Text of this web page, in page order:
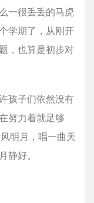
一很丢丢的马虎
学期了，从刚开
，也算是初步对
孩子们依然没有
努力着就足够
明月，唱一曲天
静好。